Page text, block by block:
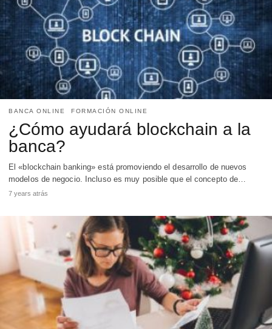
BANCA ONLINE FORMACIÓN ONLINE
¿Cómo ayudará blockchain a la
banca?
El «blockchain banking» está promoviendo el desarrollo de nuevos
modelos de negocio. Incluso es muy posible que el concepto de…
7 years atrás